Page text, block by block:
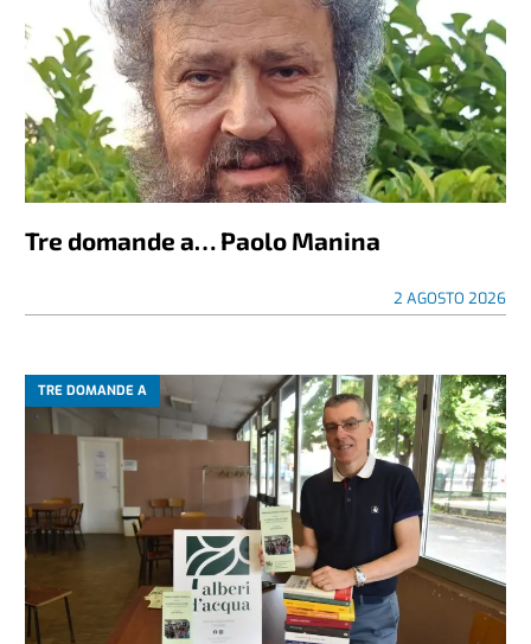
Tre domande a… Paolo Manina
2 AGOSTO 2026
TRE DOMANDE A